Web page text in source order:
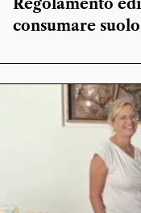
Regolamento
consumare